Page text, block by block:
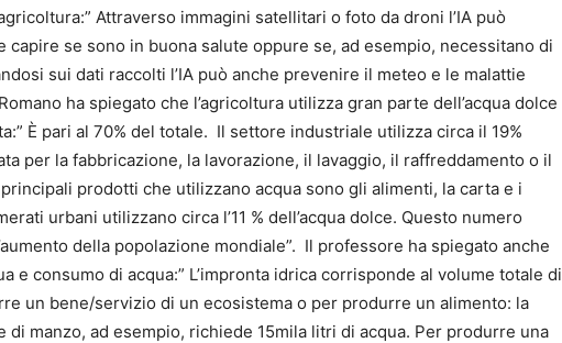
Attraverso immagini satellitari o foto da droni l’IA può
se sono in buona salute oppure se, ad esempio, necessitano di
sui dati raccolti l’IA può anche prevenire il meteo e le malattie
ha spiegato che l’agricoltura utilizza gran parte dell’acqua dolce
È pari al 70% del totale. Il settore industriale utilizza circa il 19%
per la fabbricazione, la lavorazione, il lavaggio, il raffreddamento o il
prodotti che utilizzano acqua sono gli alimenti, la carta e i
urbani utilizzano circa l’11 % dell’acqua dolce. Questo numero
della popolazione mondiale”. Il professore ha spiegato anche
e consumo di acqua:” L’impronta idrica corrisponde al volume totale di
un bene/servizio di un ecosistema o per produrre un alimento: la
di manzo, ad esempio, richiede 15mila litri di acqua. Per produrre una